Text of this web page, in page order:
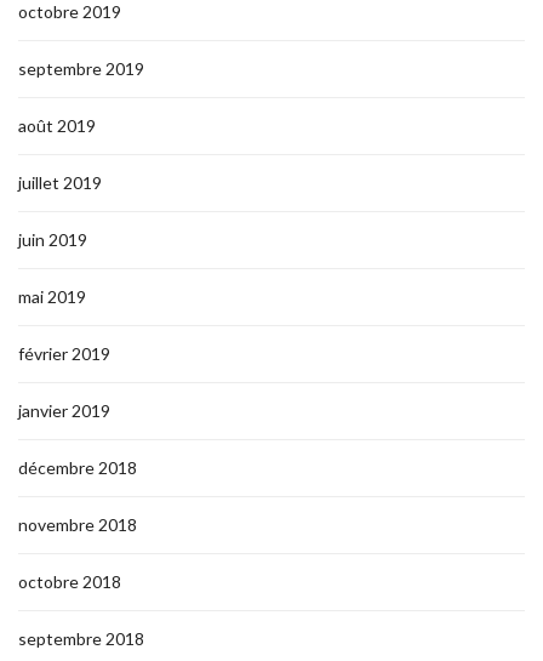
octobre 2019
septembre 2019
août 2019
juillet 2019
juin 2019
mai 2019
février 2019
janvier 2019
décembre 2018
novembre 2018
octobre 2018
septembre 2018